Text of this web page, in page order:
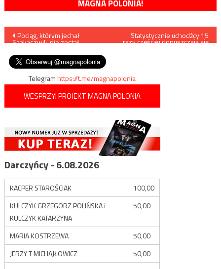
MAGNA POLONIA!
Nawigacja
wpisu
Pociąg, którym jechał
Saakaszwili, nie został
Statystycznie uchodźcy 15
razy częściej dopuszczają się
Telegramhttps://t.me/magnapolonia
WESPRZYJ PROJEKT MAGNA POLONIA
Darczyńcy - 6.08.2026
KACPER STAROŚCIAK
100,00
KULCZYK GRZEGORZ POLIŃSKA i
KULCZYK KATARZYNA
50,00
MARIA KOSTRZEWA
50,00
JERZY T MICHAJŁOWICZ
50,00